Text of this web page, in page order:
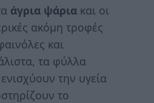
άγρια ψάρια και οι
ακόμη τροφές
και
τα φύλλα
την υγεία
το